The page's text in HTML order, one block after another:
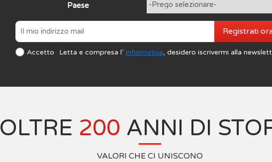
Paese
Accetto Letta e compresa l’ Informativa, desidero iscrivermi alla
Registrati
OLTRE 200 ANNI DI
VALORI CHE CI UNISCONO